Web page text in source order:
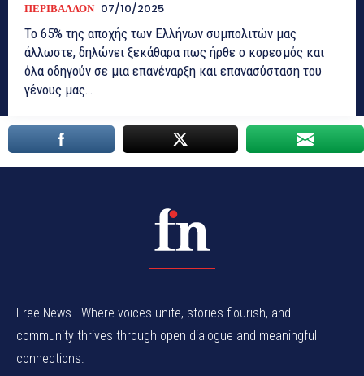
ΠΕΡΙΒΑΛΛΟΝ 07/10/2025
Το 65% της αποχής των Ελλήνων συμπολιτών μας
άλλωστε, δηλώνει ξεκάθαρα πως ήρθε ο κορεσμός και
όλα οδηγούν σε μια επανέναρξη και επανασύσταση του
γένους μας…
Free News - Where voices unite, stories flourish, and
community thrives through open dialogue and meaningful
connections.